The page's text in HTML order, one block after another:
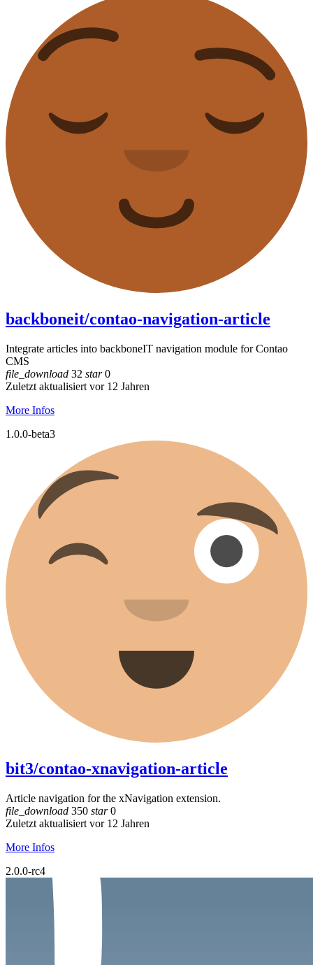
backboneit/contao-navigation-article
Integrate articles into backboneIT navigation module for Contao
CMS
file_download 32 star0
Zuletzt aktualisiert vor 12 Jahren
More Infos
1.0.0-beta3
bit3/contao-xnavigation-article
Article navigation for the xNavigation extension.
file_download 350 star0
Zuletzt aktualisiert vor 12 Jahren
More Infos
2.0.0-rc4